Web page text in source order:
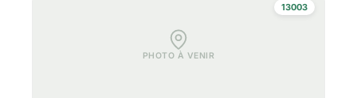
PHOTO À VENIR
13003